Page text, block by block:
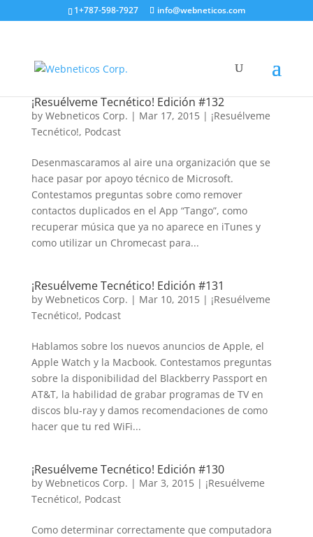
1+787-598-7927 info@webneticos.com
¡Resuélveme Tecnético! Edición #132
by Webneticos Corp. | Mar 17, 2015| ¡Resuélveme
Tecnético!, Podcast
Desenmascaramos al aire una organización que se
hace pasar por apoyo técnico de Microsoft.
Contestamos preguntas sobre como remover
contactos duplicados en el App “Tango”, como
recuperar música que ya no aparece en iTunes y
como utilizar un Chromecast para...
¡Resuélveme Tecnético! Edición #131
by Webneticos Corp. | Mar 10, 2015| ¡Resuélveme
Tecnético!, Podcast
Hablamos sobre los nuevos anuncios de Apple, el
Apple Watch y la Macbook. Contestamos preguntas
sobre la disponibilidad del Blackberry Passport en
AT&T, la habilidad de grabar programas de TV en
discos blu-ray y damos recomendaciones de como
hacer que tu red WiFi...
¡Resuélveme Tecnético! Edición #130
by Webneticos Corp. | Mar 3, 2015| ¡Resuélveme
Tecnético!, Podcast
Como determinar correctamente que computadora